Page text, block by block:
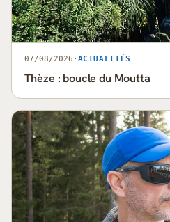
07/08/2026 · ACTUALITÉS
Thèze : boucle du Moutta